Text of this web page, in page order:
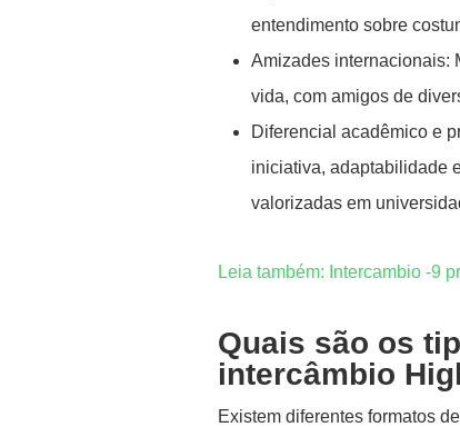
entendimento sobre
Amizades internacionais:
vida, com amigos de
Diferencial acadêmico e
iniciativa, adaptabilidade
valorizadas em
Leia também: Intercambio -9
Quais são os
intercâmbio
Existem diferentes formatos